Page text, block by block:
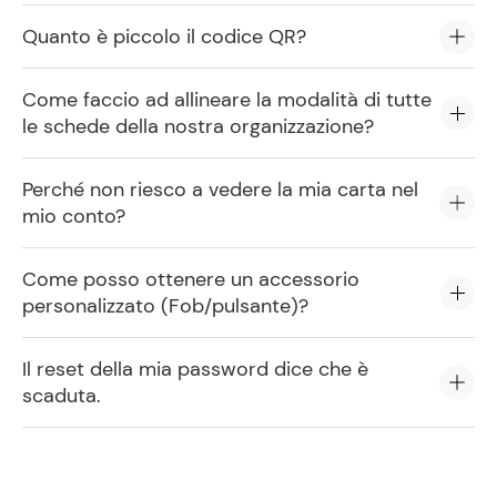
Quanto è piccolo il codice QR?
Come faccio ad allineare la modalità di tutte
le schede della nostra organizzazione?
Perché non riesco a vedere la mia carta nel
mio conto?
Come posso ottenere un accessorio
personalizzato (Fob/pulsante)?
Il reset della mia password dice che è
scaduta.